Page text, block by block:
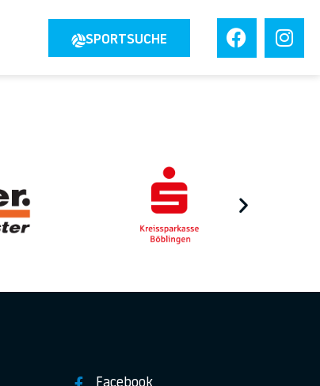
SPORTSUCHE